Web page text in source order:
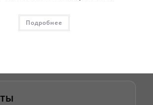
Подробнее